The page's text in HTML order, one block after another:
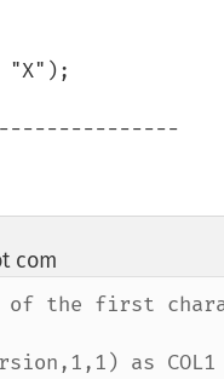
com
the first
as COL1